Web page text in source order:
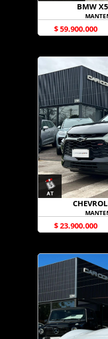
BMW
$ 59.900.000
$ 23.900.000